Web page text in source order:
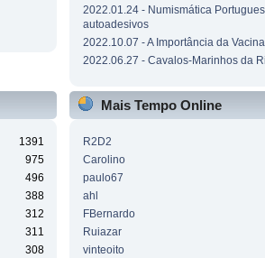
2022.01.24 - Numismática
autoadesivos
2022.10.07 - A Importância da
2022.06.27 - Cavalos-Marinhos da
1391
975
496
388
312
311
308
Mais Tempo Online
R2D2
Carolino
paulo67
ahl
FBernardo
Ruiazar
vinteoito